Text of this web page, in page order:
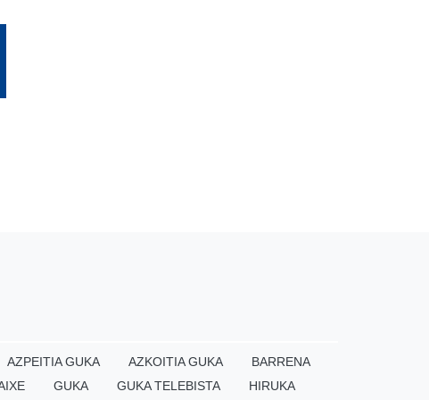
AZPEITIA GUKA AZKOITIA GUKA
BARRENA
GUKA GUKA TELEBISTA HIRUKA